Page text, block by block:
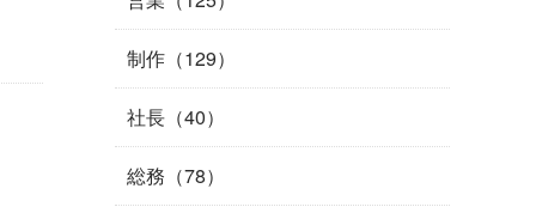
制作（129）
社長（40）
総務（78）